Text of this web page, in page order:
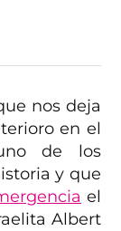
nos deja
en el
de los
y que
el
Albert